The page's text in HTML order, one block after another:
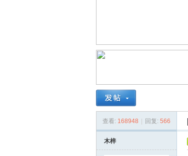
查看: 168948 回复: 566
木梓